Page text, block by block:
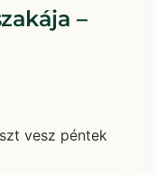
–
vesz péntek